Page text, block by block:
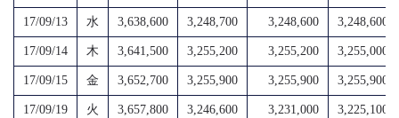
17/09/13 水 3,638,600 3,248,700 3,248,600 3,248,600
17/09/14 木 3,641,500 3,255,200 3,255,200 3,255,000
17/09/15 金 3,652,700 3,255,900 3,255,900 3,255,900
17/09/19 火 3,657,800 3,246,600 3,231,000 3,225,100